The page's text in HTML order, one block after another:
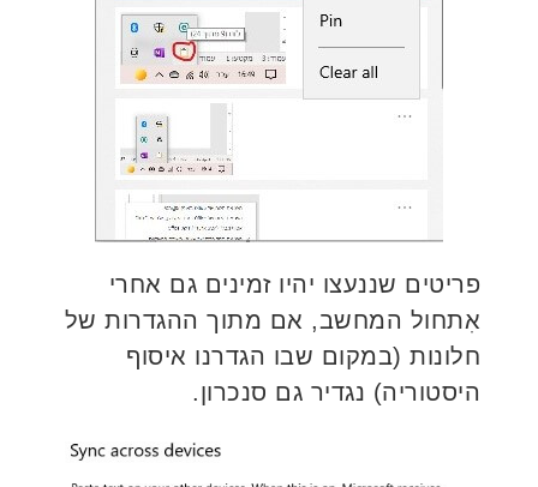
פריטים שננעצו יהיו זמינים גם אחרי
אִתחול המחשב, אם מתוך ההגדרות של
חלונות (במקום שבו הגדרנו איסוף
היסטוריה) נגדיר גם סנכרון.